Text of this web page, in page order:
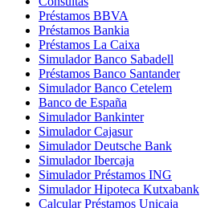
Préstamos BBVA
Préstamos Bankia
Préstamos La Caixa
Simulador Banco Sabadell
Préstamos Banco Santander
Simulador Banco Cetelem
Banco de España
Simulador Bankinter
Simulador Cajasur
Simulador Deutsche Bank
Simulador Ibercaja
Simulador Préstamos ING
Simulador Hipoteca Kutxabank
Calcular Préstamos Unicaja